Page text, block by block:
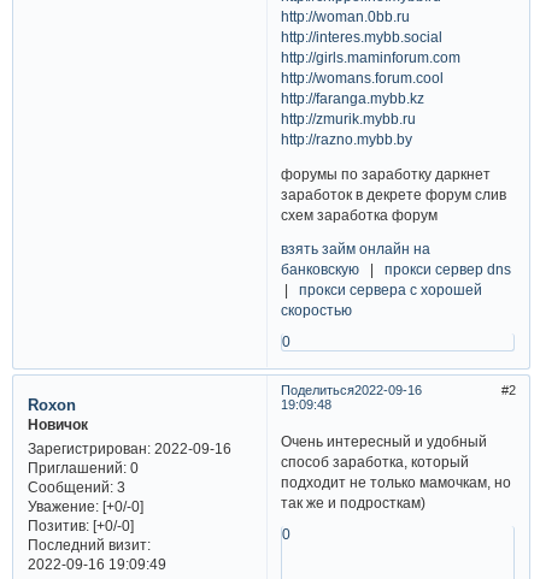
http://woman.0bb.ru
http://interes.mybb.social
http://girls.maminforum.com
http://womans.forum.cool
http://faranga.mybb.kz
http://zmurik.mybb.ru
http://razno.mybb.by
форумы по заработку даркнет
заработок в декрете форум слив
схем заработка форум
взять займ онлайн на
банковскую |прокси сервер dns
|прокси сервера с хорошей
скоростью
0
Поделиться 2
2022-09-16
19:09:48
Roxon
Новичок
Зарегистрирован: 2022-09-16
Приглашений:0
Сообщений:3
Уважение: [+0/-0]
Позитив: [+0/-0]
Последний визит:
2022-09-16 19:09:49
Очень интересный и удобный
способ заработка, который
подходит не только мамочкам, но
так же и подросткам)
0